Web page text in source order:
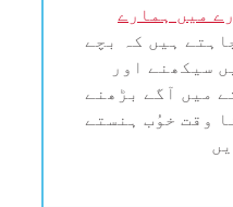
میں ہمارے
ہیں کہ بچے
سیکھنے اور
میں آگے بڑھنے
وقت خوُب ہنستے